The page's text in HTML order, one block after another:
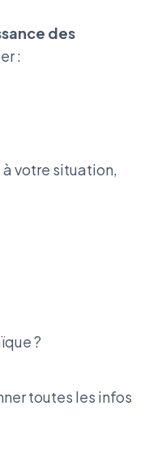
des
:
votre situation,
?
toutes les infos